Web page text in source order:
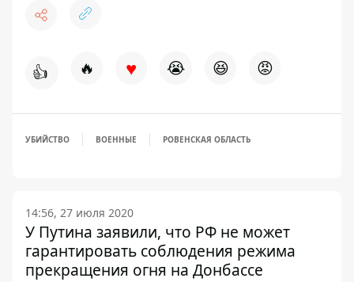
👍 🔥 ♥ 😭 😆 😡
УБИЙСТВО ВОЕННЫЕ РОВЕНСКАЯ ОБЛАСТЬ
14:56, 27 июля 2020
У Путина заявили, что РФ не может
гарантировать соблюдения режима
прекращения огня на Донбассе